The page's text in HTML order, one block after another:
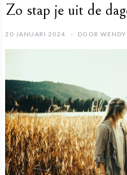
Zo stap je uit de
20 JANUARI 2024 DOOR WENDY